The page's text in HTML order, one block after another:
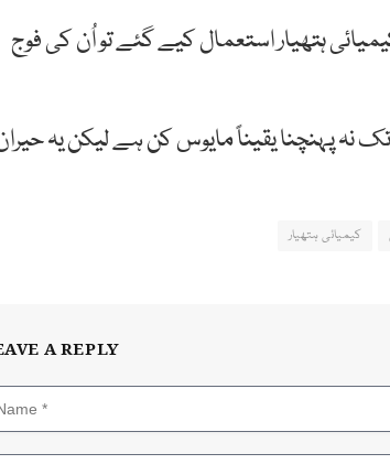
ہتھیار استعمال کیے گئے تو اُن کی فوج
نہ پہنچنا یقیناً مایوس کن ہے لیکن یہ
کیمیائی ہتھیار
A REPLY